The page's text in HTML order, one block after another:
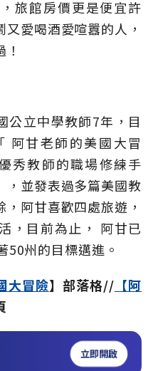
旅館房價更是便宜許
愛喝酒愛喧囂的人，
公立中學教師7年，目
阿甘老師的美國大冒
秀教師的職場修練手
，並發表過多篇美國教
阿甘喜歡四處旅遊，
，目前為止， 阿甘已
50州的目標邁進。
大冒險】部落格// 【阿
立即開啟